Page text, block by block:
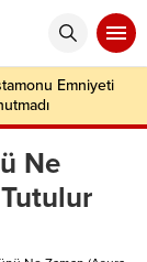
Emniyeti
Ne